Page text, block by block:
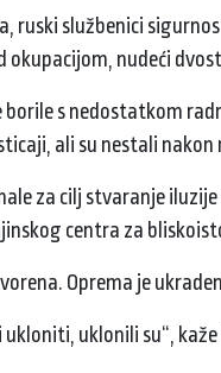
ruski službenici
okupacijom, nudeći
borile s nedostatkom
ali su nestali nakon
za cilj stvaranje
centra za
Oprema je
ukloniti, uklonili su“,